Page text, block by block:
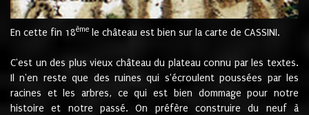
En cette fin 18ème le château est bien sur la carte de CASSINI.
C'est un des plus vieux château du plateau connu par les textes.
Il n'en reste que des ruines qui s'écroulent poussées par les
racines et les arbres, ce qui est bien dommage pour notre
histoire et notre passé. On préfère construire du neuf à